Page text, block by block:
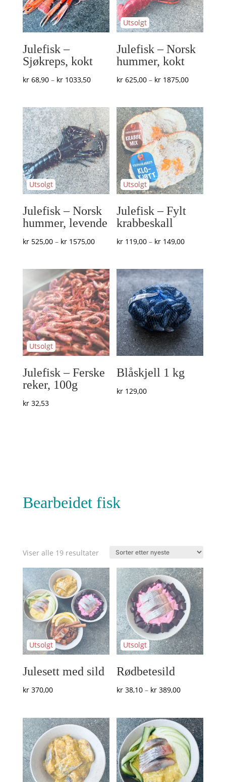
Julefisk –
Sjøkreps, kokt
kr68,90 – kr1033,50Prisområde:
til
kr 1033,50
Julefisk – Norsk
hummer, kokt
kr 625,00 – kr 1875,00
til
kr 1875,00
Julefisk – Norsk
hummer, levende
kr525,00 – kr1575,00Prisområde:
til
kr 1575,00
Julefisk – Fylt
krabbeskall
kr 119,00 – kr 149,00Prisområde:
til
kr 149,00
Julefisk – Ferske
reker, 100g
kr32,53
Blåskjell 1 kg
kr 129,00
Bearbeidet fisk
Viser alle 19 resultaterSortert
etter
nyeste
Julesett med sild
kr370,00
Rødbetesild
kr 38,10 – kr 389,00Prisområde:
til
kr 389,00